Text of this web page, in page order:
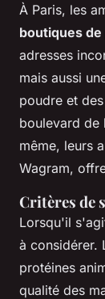
À Paris, les
boutiques
adresses
mais aussi
poudre et
boulevard de
même, leurs
Wagram,
Critères de
Lorsqu'il
à considérer.
protéines
qualité des